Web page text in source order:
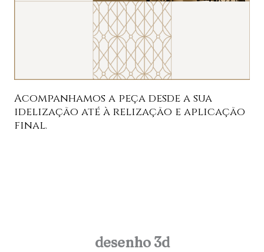
Acompanhamos a peça desde a sua
idelização até à relização e aplicação
final.
desenho 3d